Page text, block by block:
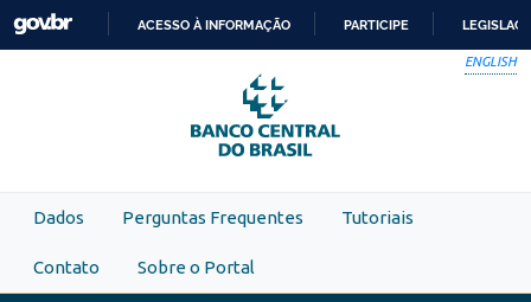
Skip to main content
PARA
O
CONTEÚDO
ACESSO À INFORMAÇÃO PARTICIPE
ENGLISH
Dados Perguntas Frequentes Tutoriais
Contato Sobre o Portal